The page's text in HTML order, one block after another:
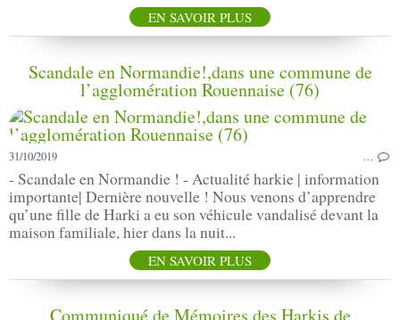
EN SAVOIR PLUS
Scandale en Normandie!,dans une commune de
l’agglomération Rouennaise (76)
31/10/2019 …
- Scandale en Normandie ! - Actualité harkie | information
importante| Dernière nouvelle ! Nous venons d’apprendre
qu’une fille de Harki a eu son véhicule vandalisé devant la
maison familiale, hier dans la nuit...
EN SAVOIR PLUS
Communiqué de Mémoires des Harkis de